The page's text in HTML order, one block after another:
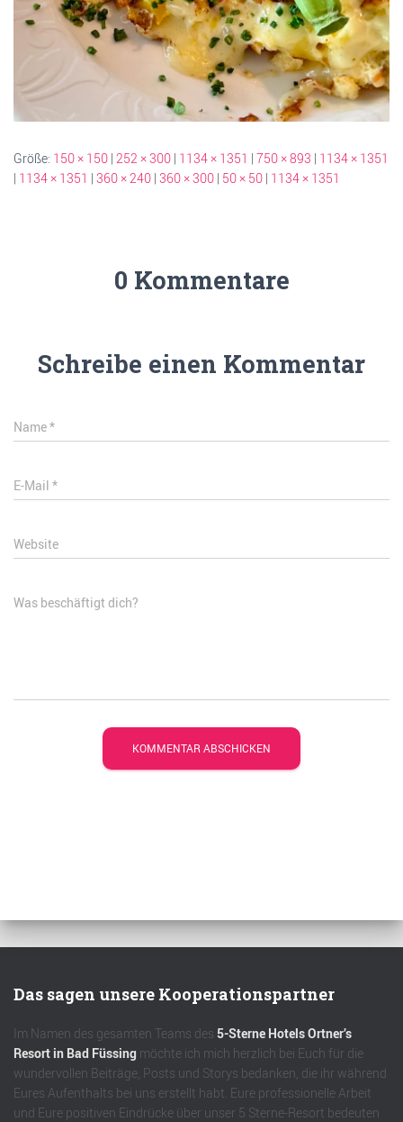
Größe: 150 × 150 | 252 × 300 | 1134 × 1351 | 750 × 893 | 1134 × 1351
| 1134 × 1351 | 360 × 240 | 360 × 300 | 50 × 50 | 1134 × 1351
0 Kommentare
Schreibe einen Kommentar
Name*
E-Mail *
Website
Was beschäftigt dich?
Das sagen unsere Kooperationspartner
Im Namen des gesamten Teams des 5-Sterne Hotels Ortner’s
Resort in Bad Füssing möchte ich mich herzlich bei Euch für die
wundervollen Beiträge, Posts und Storys bedanken, die ihr während
Eures Aufenthalts bei uns erstellt habt. Eure professionelle Arbeit
und Eure positiven Eindrücke über unser 5 Sterne-Resort bedeuten